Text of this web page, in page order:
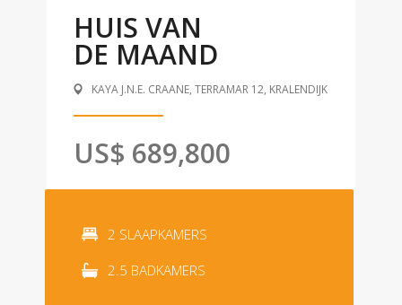
HUIS VAN
DE MAAND
KAYA J.N.E. CRAANE, TERRAMAR 12, KRALENDIJK
US$ 689,800
2 SLAAPKAMERS
2.5 BADKAMERS